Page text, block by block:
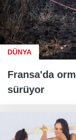
DÜNYA
Fransa'da
sürüyor